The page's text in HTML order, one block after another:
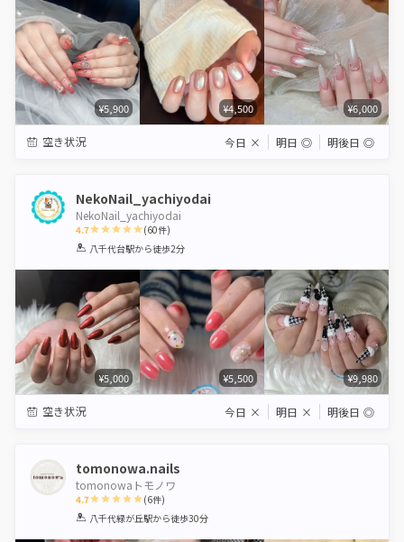
¥5,900 ¥4,500 ¥6,000
空き状況 今日 × 明日 ◎ 明後日 ◎
NekoNail_yachiyodai
NekoNail_yachiyodai
4.7
1 2 3 4 5
(60件)
八千代台駅から徒歩2分
¥5,000 ¥5,500 ¥9,980
空き状況 今日 × 明日 × 明後日 ◎
tomonowa.nails
tomonowaトモノワ
4.7
1 2 3 4 5
(6件)
八千代緑が丘駅から徒歩30分